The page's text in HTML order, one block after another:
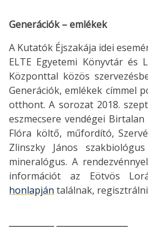
Generációk – emlékek
A Kutatók Éjszakája idei
ELTE Egyetemi Könyvtár és
Központtal közös
Generációk, emlékek címmel
otthont. A sorozat 2018.
eszmecsere vendégei
Flóra költő, műfordító,
Zlinszky János
mineralógus. A
információt az Eötvös
honlapján találnak, regisztrálni